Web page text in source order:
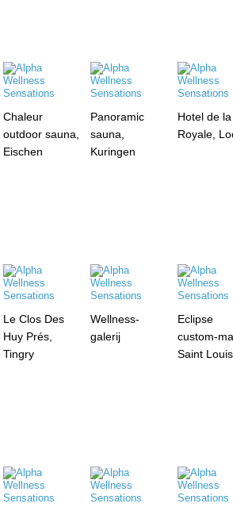
Chaleur
outdoor sauna,
Eischen
Panoramic
sauna,
Kuringen
Hotel de
Royale,
Le Clos Des
Huy Prés,
Tingry
Wellness-
galerij
Eclipse
custom-
Saint Louis